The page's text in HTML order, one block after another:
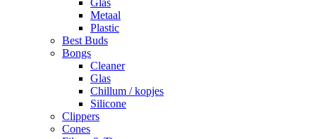
Glas
Metaal
Plastic
Best Buds
Bongs
Cleaner
Glas
Chillum / kopjes
Silicone
Clippers
Cones